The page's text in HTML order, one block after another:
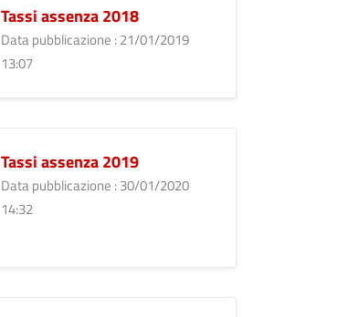
Tassi assenza 2018
Data pubblicazione : 21/01/2019
13:07
Tassi assenza 2019
Data pubblicazione : 30/01/2020
14:32